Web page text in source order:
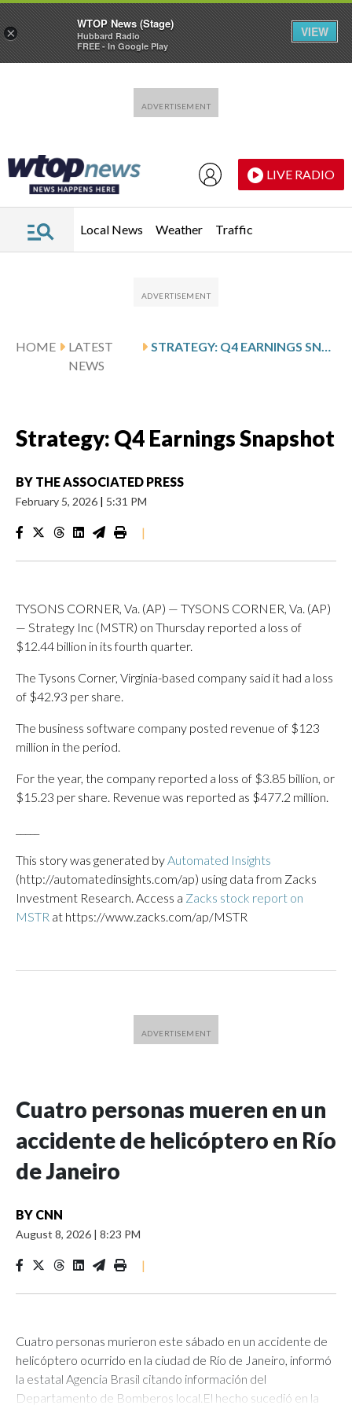
LIVE RADIO
Local News Weather Traffic
HOME
LATEST
NEWS
STRATEGY: Q4 EARNINGS SNAPSHOT
Strategy: Q4 Earnings Snapshot
BY THE ASSOCIATED PRESS
February 5, 2026 | 5:31 PM
|
TYSONS CORNER, Va. (AP) — TYSONS CORNER, Va. (AP)
— Strategy Inc (MSTR) on Thursday reported a loss of
$12.44 billion in its fourth quarter.
The Tysons Corner, Virginia-based company said it had a loss
of $42.93 per share.
The business software company posted revenue of $123
million in the period.
For the year, the company reported a loss of $3.85 billion, or
$15.23 per share. Revenue was reported as $477.2 million.
This story was generated byAutomated Insights
(http://automatedinsights.com/ap) using data from Zacks
Investment Research. Access a Zacks stock report on
MSTR at https://www.zacks.com/ap/MSTR
Cuatro personas mueren en un
accidente de helicóptero en Río
de Janeiro
BY CNN
August 8, 2026 | 8:23 PM
|
Cuatro personas murieron este sábado en un accidente de
helicóptero ocurrido en la ciudad de Río de Janeiro, informó
la estatal Agencia Brasil citando información del
Departamento de Bomberos local.El hecho sucedió en la
×
WTOP News (Stage)
Hubbard Radio
FREE - In Google Play
VIEW